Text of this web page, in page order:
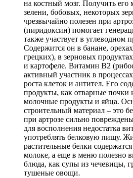
на костный мозг. Получить его
зелени, бобовых, некоторых
чрезвычайно полезен при
(пиридоксин) помогает
также участвует в углеводном
Содержится он в банане,
грецких), в зерновых
и картофеле. Витамин В2
активный участник в
роста клеток и антител. Его
продукты, как отварные почки
молочные продукты и яйца.
строительный материал – это
при артрозе сильно
для восполнения недостатка
употреблять белковую пищу.
растительные белки
молоке, а еще в меню полезно
блюда, как супы из чечевицы,
тушеные овощи.